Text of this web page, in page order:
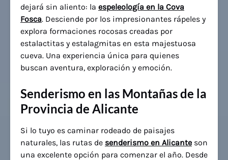
dejará sin aliento: la espeleología en la Cova
Fosca. Desciende por los impresionantes rápeles y
explora formaciones rocosas creadas por
estalactitas y estalagmitas en esta majestuosa
cueva. Una experiencia única para quienes
buscan aventura, exploración y emoción.
Senderismo en las Montañas de la
Provincia de Alicante
Si lo tuyo es caminar rodeado de paisajes
naturales, las rutas de senderismo en Alicante son
una excelente opción para comenzar el año. Desde